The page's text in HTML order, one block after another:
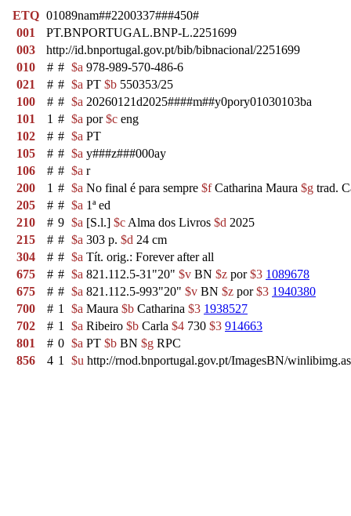
ETQ 01089nam##2200337###450#
001
PT.BNPORTUGAL.BNP-L.2251699
003
http://id.bnportugal.gov.pt/bib/bibnacional/2251699
010
# # $a 978-989-570-486-6
021
# # $a PT $b 550353/25
100
# # $a 20260121d2025####m##y0pory01030103ba
101
1 # $a por$c eng
102
# # $a PT
105
# # $a y###z###000ay
106
# # $a r
200
1 # $a No final é para sempre $fCatharina Maura $g trad.
205
# # $a 1ª ed
210
# 9 $a [S.l.] $c Alma dos Livros $d 2025
215
# # $a 303 p. $d 24 cm
304
# # $a Tít. orig.: Forever after all
675
# # $a 821.112.5-31"20" $v BN $z por$3 1089678
675
# # $a 821.112.5-993"20" $v BN $z por$3 1940380
700
# 1 $a Maura $b Catharina $3 1938527
702
# 1 $a Ribeiro $b Carla $4 730 $3 914663
801
# 0 $a PT $b BN $g RPC
856
4 1 $u http://rnod.bnportugal.gov.pt/ImagesBN/